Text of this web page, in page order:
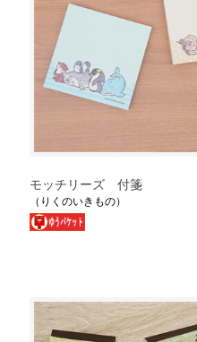
モッチリーズ 付箋
（りくのいきもの）